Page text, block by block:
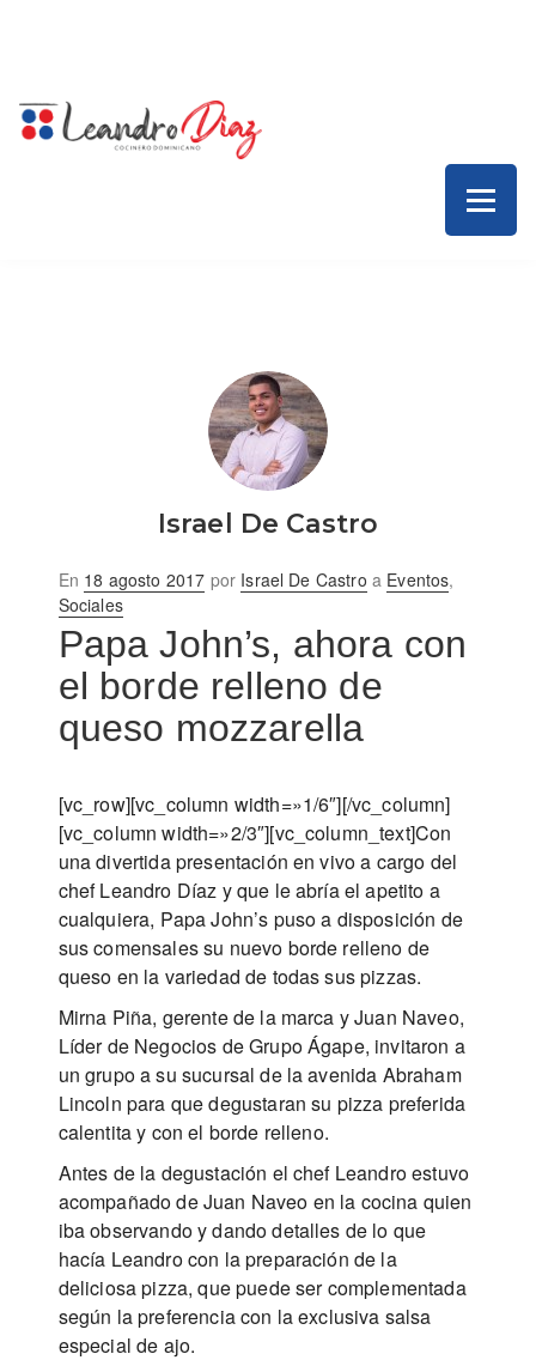
Israel De Castro
En Publicado
en
18 agosto 2017 por Israel De Castro a Eventos,
Sociales
Papa John’s, ahora con
el borde relleno de
queso mozzarella
[vc_row][vc_column width=»1/6″][/vc_column]
[vc_column width=»2/3″][vc_column_text]Con
una divertida presentación en vivo a cargo del
chef Leandro Díaz y que le abría el apetito a
cualquiera, Papa John’s puso a disposición de
sus comensales su nuevo borde relleno de
queso en la variedad de todas sus pizzas.
Mirna Piña, gerente de la marca y Juan Naveo,
Líder de Negocios de Grupo Ágape, invitaron a
un grupo a su sucursal de la avenida Abraham
Lincoln para que degustaran su pizza preferida
calentita y con el borde relleno.
Antes de la degustación el chef Leandro estuvo
acompañado de Juan Naveo en la cocina quien
iba observando y dando detalles de lo que
hacía Leandro con la preparación de la
deliciosa pizza, que puede ser complementada
según la preferencia con la exclusiva salsa
especial de ajo.